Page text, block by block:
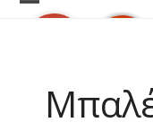
Skip
Open
Close